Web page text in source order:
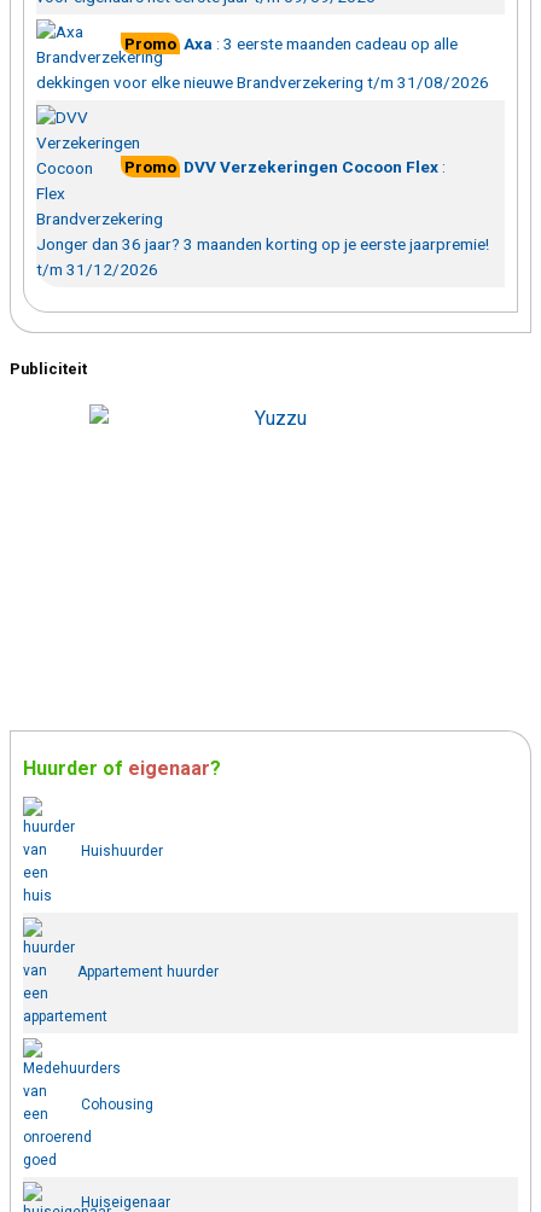
Promo Axa : 3 eerste maanden cadeau op alle
dekkingen voor elke nieuwe Brandverzekering t/m 31/08/2026
Promo DVV Verzekeringen Cocoon Flex :
Jonger dan 36 jaar? 3 maanden korting op je eerste jaarpremie!
t/m 31/12/2026
Publiciteit
Huurder of eigenaar?
Huishuurder
Appartement huurder
Cohousing
Huiseigenaar